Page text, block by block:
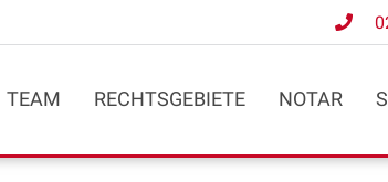
TEAM RECHTSGEBIETE NOTAR